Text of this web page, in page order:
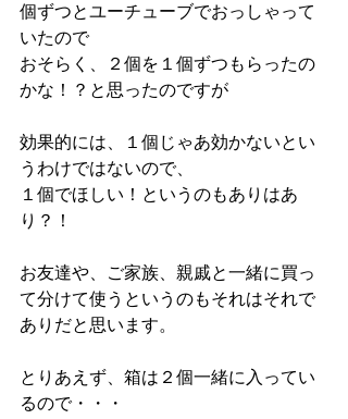
個ずつとユーチューブでおっしゃって
いたので
おそらく、２個を１個ずつもらったの
かな！？と思ったのですが
効果的には、１個じゃあ効かないとい
うわけではないので、
１個でほしい！というのもありはあ
り？！
お友達や、ご家族、親戚と一緒に買っ
て分けて使うというのもそれはそれで
ありだと思います。
とりあえず、箱は２個一緒に入ってい
るので・・・